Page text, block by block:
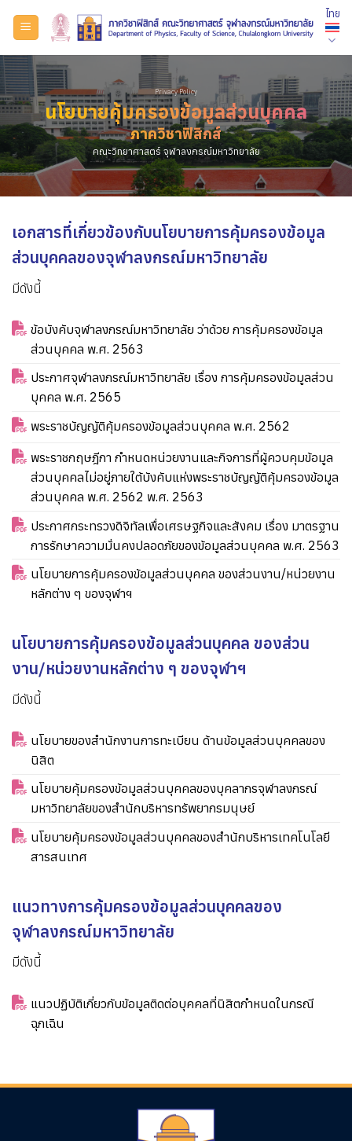
เนื้อหา
ไทย
Privacy Policy
นโยบายคุ้มครองข้อมูลส่วนบุคคล
ภาควิชาฟิสิกส์
คณะวิทยาศาสตร์ จุฬาลงกรณ์มหาวิทยาลัย
เอกสารที่เกี่ยวข้องกับนโยบายการคุ้มครองข้อมูล
ส่วนบุคคลของจุฬาลงกรณ์มหาวิทยาลัย
มีดังนี้
ข้อบังคับจุฬาลงกรณ์มหาวิทยาลัย ว่าด้วย การคุ้มครองข้อมูล
ส่วนบุคคล พ.ศ. 2563
ประกาศจุฬาลงกรณ์มหาวิทยาลัย เรื่อง การคุ้มครองข้อมูลส่วน
บุคคล พ.ศ. 2565
พระราชบัญญัติคุ้มครองข้อมูลส่วนบุคคล พ.ศ. 2562
พระราชกฤษฎีกา กำหนดหน่วยงานและกิจการที่ผู้ควบคุมข้อมูล
ส่วนบุคคลไม่อยู่ภายใต้บังคับแห่งพระราชบัญญัติคุ้มครองข้อมูล
ส่วนบุคคล พ.ศ. 2562 พ.ศ. 2563
ประกาศกระทรวงดิจิทัลเพื่อเศรษฐกิจและสังคม เรื่อง มาตรฐาน
การรักษาความมั่นคงปลอดภัยของข้อมูลส่วนบุคคล พ.ศ. 2563
นโยบายการคุ้มครองข้อมูลส่วนบุคคล ของส่วนงาน/หน่วยงาน
หลักต่าง ๆ ของจุฬาฯ
นโยบายการคุ้มครองข้อมูลส่วนบุคคล ของส่วน
งาน/หน่วยงานหลักต่าง ๆ ของจุฬาฯ
มีดังนี้
นโยบายของสำนักงานการทะเบียน ด้านข้อมูลส่วนบุคคลของ
นิสิต
นโยบายคุ้มครองข้อมูลส่วนบุคคลของบุคลากรจุฬาลงกรณ์
มหาวิทยาลัยของสำนักบริหารทรัพยากรมนุษย์
นโยบายคุ้มครองข้อมูลส่วนบุคคลของสำนักบริหารเทคโนโลยี
สารสนเทศ
แนวทางการคุ้มครองข้อมูลส่วนบุคคลของ
จุฬาลงกรณ์มหาวิทยาลัย
มีดังนี้
แนวปฏิบัติเกี่ยวกับข้อมูลติดต่อบุคคลที่นิสิตกำหนดในกรณี
ฉุกเฉิน